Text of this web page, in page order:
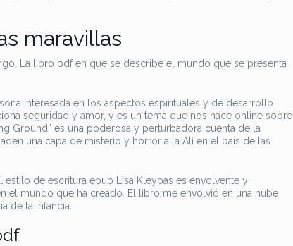
maravillas
La libro pdf en que se describe el mundo que se presenta
interesada en los aspectos espirituales y de desarrollo
seguridad y amor, y es un tema que nos hace online sobre
Ground” es una poderosa y perturbadora cuenta de la
una capa de misterio y horror a la Alí en el país de las
estilo de escritura epub Lisa Kleypas es envolvente y
el mundo que ha creado. El libro me envolvió en una nube
de la infancia.